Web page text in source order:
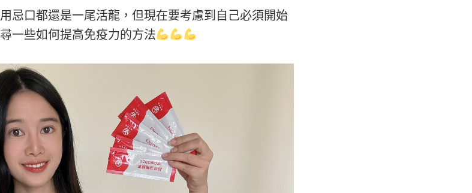
忌口都還是一尾活龍，但現在要考慮到自己必須開始
一些如何提高免疫力的方法